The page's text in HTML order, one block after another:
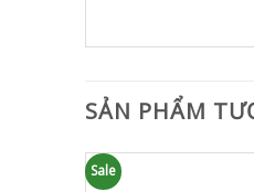
SẢN PHẨM
Sale